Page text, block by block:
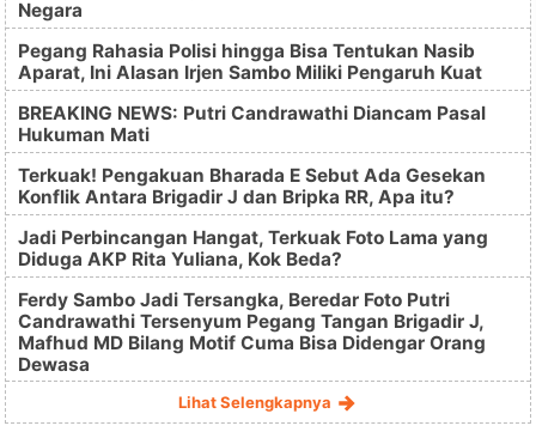
Negara
Pegang Rahasia Polisi hingga Bisa Tentukan Nasib
Aparat, Ini Alasan Irjen Sambo Miliki Pengaruh Kuat
BREAKING NEWS: Putri Candrawathi Diancam Pasal
Hukuman Mati
Terkuak! Pengakuan Bharada E Sebut Ada Gesekan
Konflik Antara Brigadir J dan Bripka RR, Apa itu?
Jadi Perbincangan Hangat, Terkuak Foto Lama yang
Diduga AKP Rita Yuliana, Kok Beda?
Ferdy Sambo Jadi Tersangka, Beredar Foto Putri
Candrawathi Tersenyum Pegang Tangan Brigadir J,
Mafhud MD Bilang Motif Cuma Bisa Didengar Orang
Dewasa
Lihat Selengkapnya